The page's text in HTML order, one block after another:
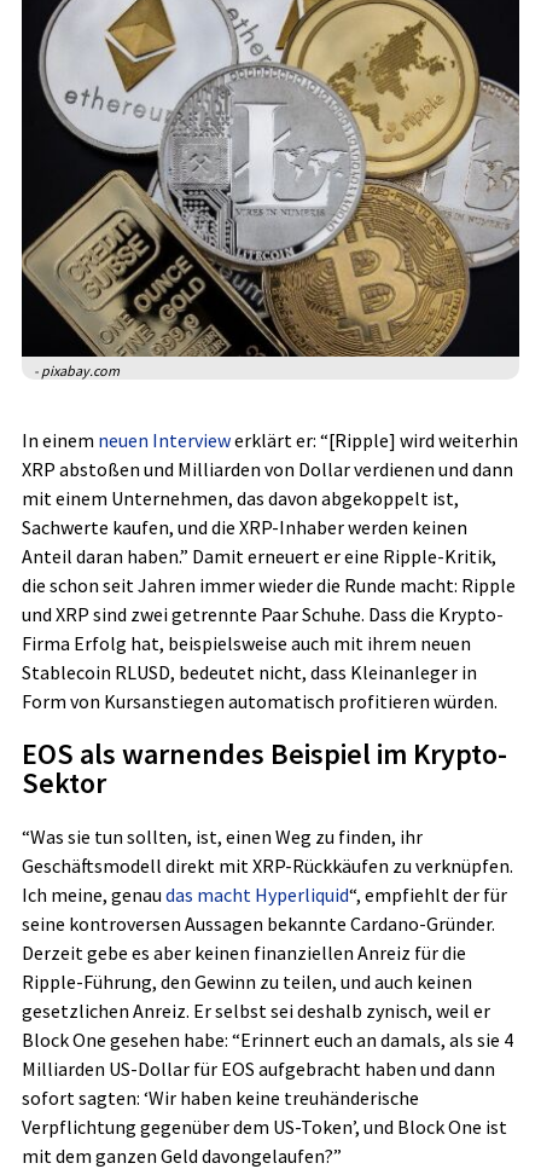
- pixabay.com
In einem neuen Interviewerklärt er: “[Ripple] wird weiterhin
XRP abstoßen und Milliarden von Dollar verdienen und dann
mit einem Unternehmen, das davon abgekoppelt ist,
Sachwerte kaufen, und die XRP-Inhaber werden keinen
Anteil daran haben.” Damit erneuert er eine Ripple-Kritik,
die schon seit Jahren immer wieder die Runde macht: Ripple
und XRP sind zwei getrennte Paar Schuhe. Dass die Krypto-
Firma Erfolg hat, beispielsweise auch mit ihrem neuen
Stablecoin RLUSD, bedeutet nicht, dass Kleinanleger in
Form von Kursanstiegen automatisch profitieren würden.
EOS als warnendes Beispiel im Krypto-
Sektor
“Was sie tun sollten, ist, einen Weg zu finden, ihr
Geschäftsmodell direkt mit XRP-Rückkäufen zu verknüpfen.
Ich meine, genau das macht Hyperliquid“, empfiehlt der für
seine kontroversen Aussagen bekannte Cardano-Gründer.
Derzeit gebe es aber keinen finanziellen Anreiz für die
Ripple-Führung, den Gewinn zu teilen, und auch keinen
gesetzlichen Anreiz. Er selbst sei deshalb zynisch, weil er
Block One gesehen habe: “Erinnert euch an damals, als sie 4
Milliarden US-Dollar für EOS aufgebracht haben und dann
sofort sagten: ‘Wir haben keine treuhänderische
Verpflichtung gegenüber dem US-Token’, und Block One ist
mit dem ganzen Geld davongelaufen?”